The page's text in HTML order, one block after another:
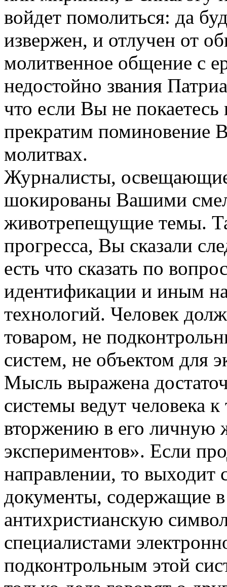
войдет помолиться: да
извержен, и отлучен от
молитвенное общение с
недостойно звания
что если Вы не
прекратим поминовение
молитвах.
Журналисты,
шокированы Вашими
животрепещущие темы.
прогресса, Вы сказали
есть что сказать по
идентификации и иным
технологий. Человек
товаром, не
систем, не объектом для
Мысль выражена
системы ведут человека
вторжению в его личную
экспериментов». Если
направлении, то
документы, содержащие
антихристианскую
специалистами
подконтрольным этой